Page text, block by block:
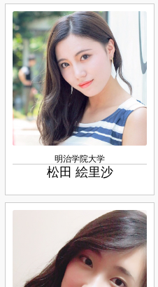
明治学院大学
松田 絵里沙